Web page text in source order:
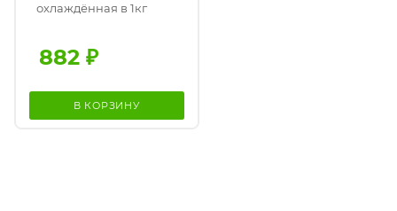
охлаждённая в 1кг
882 ₽
В КОРЗИНУ